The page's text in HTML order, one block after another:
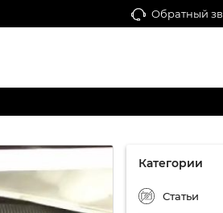
Обратный
Категории
Статьи